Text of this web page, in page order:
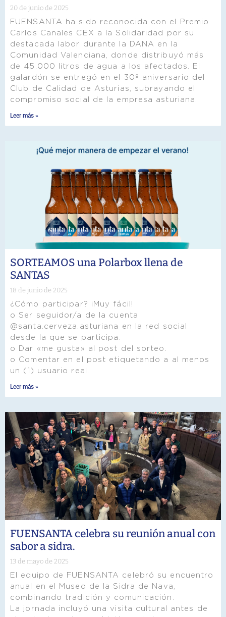
20 de junio de 2025
FUENSANTA ha sido reconocida con el Premio
Carlos Canales CEX a la Solidaridad por su
destacada labor durante la DANA en la
Comunidad Valenciana, donde distribuyó más
de 45.000 litros de agua a los afectados. El
galardón se entregó en el 30º aniversario del
Club de Calidad de Asturias, subrayando el
compromiso social de la empresa asturiana.
Leer más »
SORTEAMOS una Polarbox llena de
SANTAS
18 de junio de 2025
¿Cómo participar? ¡Muy fácil!
o Ser seguidor/a de la cuenta
@santa.cerveza.asturiana en la red social
desde la que se participa.
o Dar «me gusta» al post del sorteo.
o Comentar en el post etiquetando a al menos
un (1) usuario real.
Leer más »
FUENSANTA celebra su reunión anual con
sabor a sidra.
13 de mayo de 2025
El equipo de FUENSANTA celebró su encuentro
anual en el Museo de la Sidra de Nava,
combinando tradición y comunicación.
La jornada incluyó una visita cultural antes de